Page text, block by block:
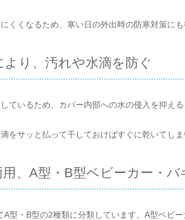
くくなるため、寒い日の外出時の防寒対策にも
り、汚れや水滴を防ぐ
ているため、カバー内部への水の侵入を抑える
をサッと払って干しておけばすぐに乾いてしま
、A型・B型ベビーカー・バ
型・B型の2種類に分類しています。A型ベビ